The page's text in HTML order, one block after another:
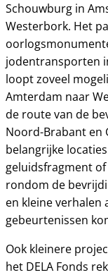
Schouwburg in
Westerbork. Het
jodentransporten
loopt zoveel
Amterdam naar
de route van de
Noord-Brabant en
belangrijke
geluidsfragment
rondom de
en kleine verhalen
gebeurtenissen
Ook kleinere
het DELA Fonds